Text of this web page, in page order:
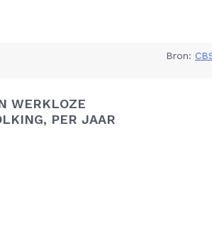
Bron:
WERKLOZE
PER JAAR